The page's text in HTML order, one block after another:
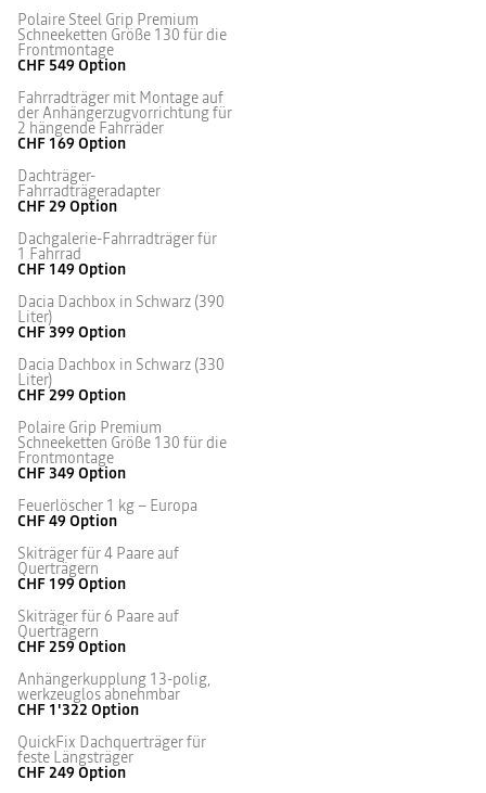
Polaire Steel Grip Premium
Schneeketten Größe 130 für die
Frontmontage
CHF 549Option
Fahrradträger mit Montage auf
der Anhängerzugvorrichtung für
2 hängende Fahrräder
CHF 169Option
Dachträger-
Fahrradträgeradapter
CHF 29Option
Dachgalerie-Fahrradträger für
1 Fahrrad
CHF 149Option
Dacia Dachbox in Schwarz (390
Liter)
CHF 399Option
Dacia Dachbox in Schwarz (330
Liter)
CHF 299Option
Polaire Grip Premium
Schneeketten Größe 130 für die
Frontmontage
CHF 349Option
Feuerlöscher 1 kg – Europa
CHF 49Option
Skiträger für 4 Paare auf
Querträgern
CHF 199Option
Skiträger für 6 Paare auf
Querträgern
CHF 259Option
Anhängerkupplung 13-polig,
werkzeuglos abnehmbar
CHF 1'322 Option
QuickFix Dachquerträger für
feste Längsträger
CHF 249Option